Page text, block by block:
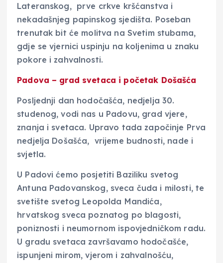
Lateranskog, prve crkve kršćanstva i
nekadašnjeg papinskog sjedišta. Poseban
trenutak bit će molitva na Svetim stubama,
gdje se vjernici uspinju na koljenima u znaku
pokore i zahvalnosti.
Padova – grad svetaca i početak Došašća
Posljednji dan hodočašća, nedjelja 30.
studenog, vodi nas u Padovu, grad vjere,
znanja i svetaca. Upravo tada započinje Prva
nedjelja Došašća, vrijeme budnosti, nade i
svjetla.
U Padovi ćemo posjetiti Baziliku svetog
Antuna Padovanskog, sveca čuda i milosti, te
svetište svetog Leopolda Mandića,
hrvatskog sveca poznatog po blagosti,
poniznosti i neumornom ispovjedničkom radu.
U gradu svetaca završavamo hodočašće,
ispunjeni mirom, vjerom i zahvalnošću,